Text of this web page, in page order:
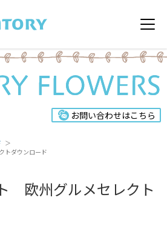
メ
お問い合わせはこちら
トダウンロード
欧州グルメセレクト